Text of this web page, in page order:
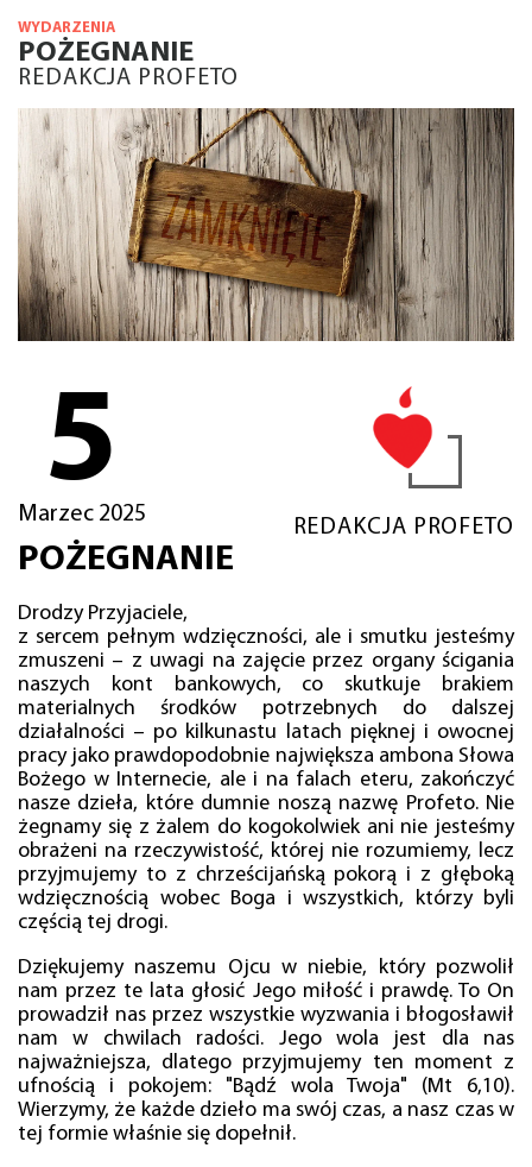
WYDARZENIA
POŻEGNANIE
REDAKCJA PROFETO
5
Marzec 2025
REDAKCJA PROFETO
POŻEGNANIE
Drodzy Przyjaciele,
z sercem pełnym wdzięczności, ale i smutku jesteśmy
zmuszeni – z uwagi na zajęcie przez organy ścigania
naszych kont bankowych, co skutkuje brakiem
materialnych środków potrzebnych do dalszej
działalności – po kilkunastu latach pięknej i owocnej
pracy jako prawdopodobnie największa ambona Słowa
Bożego w Internecie, ale i na falach eteru, zakończyć
nasze dzieła, które dumnie noszą nazwę Profeto. Nie
żegnamy się z żalem do kogokolwiek ani nie jesteśmy
obrażeni na rzeczywistość, której nie rozumiemy, lecz
przyjmujemy to z chrześcijańską pokorą i z głęboką
wdzięcznością wobec Boga i wszystkich, którzy byli
częścią tej drogi.
Dziękujemy naszemu Ojcu w niebie, który pozwolił
nam przez te lata głosić Jego miłość i prawdę. To On
prowadził nas przez wszystkie wyzwania i błogosławił
nam w chwilach radości. Jego wola jest dla nas
najważniejsza, dlatego przyjmujemy ten moment z
ufnością i pokojem: "Bądź wola Twoja" (Mt 6,10).
Wierzymy, że każde dzieło ma swój czas, a nasz czas w
tej formie właśnie się dopełnił.